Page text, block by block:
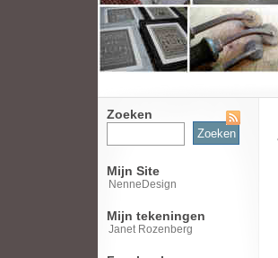
Zoeken
Zoeken
naar:
Mijn Site
NenneDesign
Mijn tekeningen
Janet Rozenberg